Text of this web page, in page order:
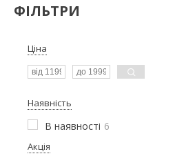
ФІЛЬТРИ
Ціна
Наявність
В наявності 6
Акція